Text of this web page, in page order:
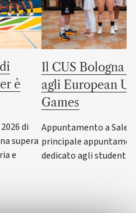
è
di
supera
e
Il CUS Bologna
agli European
Games
Appuntamento a
principale
dedicato agli